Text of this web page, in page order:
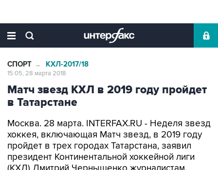
СПОРТ → КХЛ-2017/18
15:05, 28 марта 2018
Матч звезд КХЛ в 2019 году пройдет
в Татарстане
Москва. 28 марта. INTERFAX.RU - Неделя звезд
хоккея, включающая Матч звезд, в 2019 году
пройдет в трех городах Татарстана, заявил
президент Континентальной хоккейной лиги